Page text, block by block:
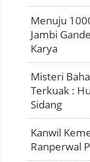
Menuju
Jambi
Karya
Misteri
Terkuak :
Sidang
Kanwil
Ranperwal